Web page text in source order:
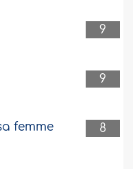
9
9
8
femme